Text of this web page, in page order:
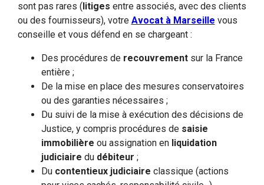
sont pas rares ( litiges entre associés, avec des clients
ou des fournisseurs), votre Avocat à Marseille vous
conseille et vous défend en se chargeant :
Des procédures de recouvrement sur la France
entière ;
De la mise en place des mesures conservatoires
ou des garanties nécessaires ;
Du suivi de la mise à exécution des décisions de
Justice, y compris procédures de saisie
immobilière ou assignation en liquidation
judiciaire du débiteur ;
Du contentieux judiciaire classique (actions